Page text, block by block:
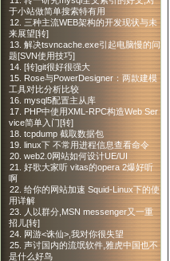
于小站做简单搜索特有用
12. 三种主流WEB架构的开发现状与未
来展望[转]
13. 解决tsvncache.exe引起电脑慢的问
题[SVN使用技巧]
14. [转]git很好很强大
15. Rose与PowerDesigner：两款建模
工具对比分析比较
16. mysql5配置主从库
17. PHP中使用XML-RPC构造Web Ser
vice简单入门[转]
18. tcpdump 截取数据包
19. linux下 不常用进程信息查看命令
20. web2.0网站如何设计UE/UI
21. 好歌大家听 vitas的opera 2爆好听
啊
22. 给你的网站加速 Squid-Linux下的使
用详解
23. 人以群分,MSN messenger又一重
招儿[转]
24. 网游<诛仙>,我对你很失望
25. 声讨国内的流氓软件,雅虎中国也不
是什么好鸟